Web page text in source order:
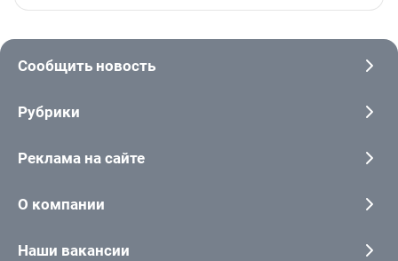
Сообщить новость
Рубрики
Реклама на сайте
О компании
Наши вакансии